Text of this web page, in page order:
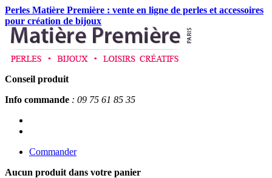
Perles Matière Première : vente en ligne de perles et accessoires
pour création de bijoux
Conseil produit
Info commande : 09 75 61 85 35
Commander
Aucun produit dans votre panier